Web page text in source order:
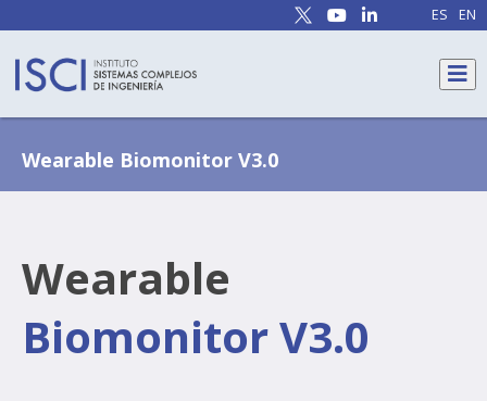
ES EN
Wearable Biomonitor V3.0
Wearable
Biomonitor V3.0